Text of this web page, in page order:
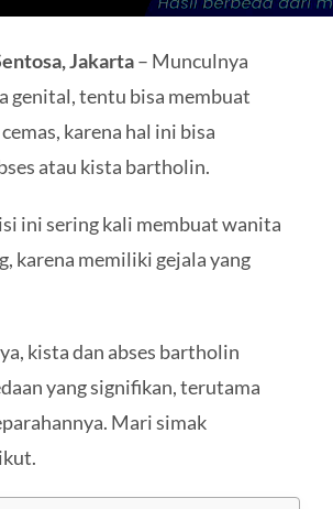
Jakarta– Munculnya
genital, tentu bisa membuat
karena hal ini bisa
atau kista bartholin.
ini sering kali membuat wanita
karena memiliki gejala yang
kista dan abses bartholin
yang signifikan, terutama
Mari simak